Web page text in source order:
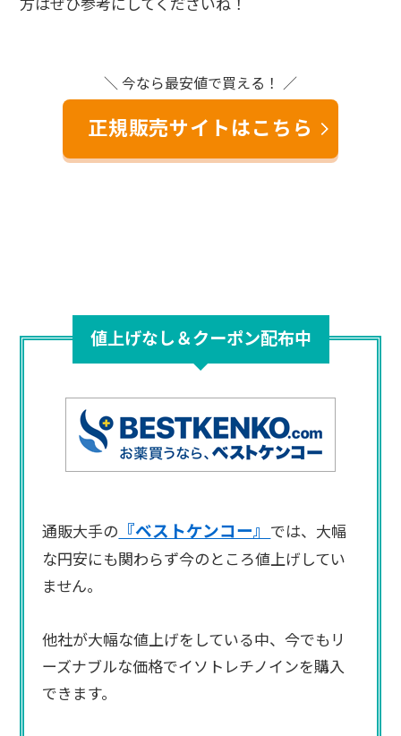
方はぜひ参考にしてくださいね！
＼ 今なら最安値で買える！ ／
正規販売サイトはこちら
値上げなし＆クーポン配布中
通販大手の 『ベストケンコー』 では、大幅
な円安にも関わらず今のところ値上げしてい
ません。
他社が大幅な値上げをしている中、今でもリ
ーズナブルな価格でイソトレチノインを購入
できます。